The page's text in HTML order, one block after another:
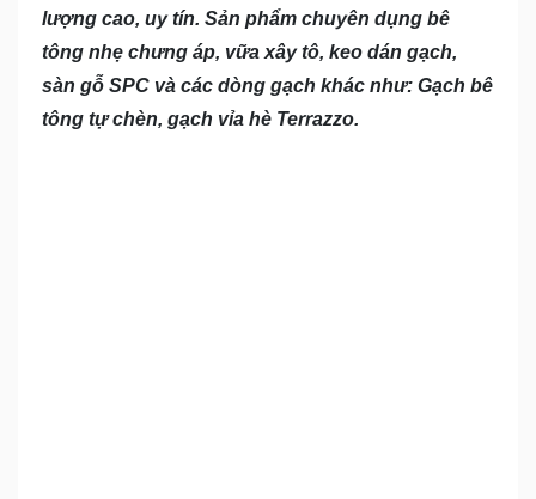
lượng cao, uy tín. Sản phẩm chuyên dụng bê
tông nhẹ chưng áp, vữa xây tô, keo dán gạch,
sàn gỗ SPC và các dòng gạch khác như: Gạch bê
tông tự chèn, gạch vỉa hè Terrazzo.